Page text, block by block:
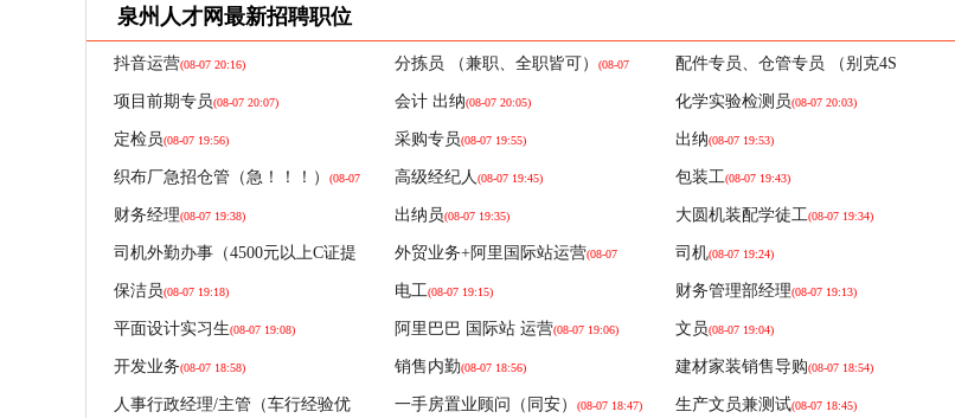
福建美可纸业有限公司 下载了史正梅 的简历
福建美可纸业有限公司 下载了 史正梅
福建美可纸业有限公司 下载了 小何 的简历
福建美可纸业有限公司 下载了杨铃铃 的简历
福建美可纸业有限公司 下载了史正梅 的简历
福建美可纸业有限公司 下载了小何 的简历
福建美可纸业有限公司 下载了余雄清 的简历
福建美可纸业有限公司 下载了小婷 的简历
泉州人才网最新招聘职位
抖音运营(08-07 20:16) 分拣员 （兼职、全职皆可） (08-07
20:14)
配件专员、仓管专员 （别克4S
店）(08-07 20:13)
项目前期专员(08-07 20:07) 会计 出纳(08-07 20:05) 化学实验检测员(08-07 20:03)
定检员(08-07 19:56) 采购专员(08-07 19:55) 出纳(08-07 19:53)
织布厂急招仓管（急！！！） (08-07
19:46)
高级经纪人(08-07 19:45) 包装工(08-07 19:43)
财务经理(08-07 19:38) 出纳员(08-07 19:35) 大圆机装配学徒工(08-07 19:34)
司机外勤办事（4500元以上C证提
成） (08-07 19:28)
外贸业务+阿里国际站运营(08-07
19:25)
司机(08-07 19:24)
保洁员(08-07 19:18) 电工(08-07 19:15) 财务管理部经理(08-07 19:13)
平面设计实习生(08-07 19:08) 阿里巴巴 国际站 运营(08-07 19:06) 文员(08-07 19:04)
开发业务(08-07 18:58) 销售内勤(08-07 18:56) 建材家装销售导购(08-07 18:54)
人事行政经理/主管（车行经验优
一手房置业顾问（同安） (08-07 18:47) 生产文员兼测试(08-07 18:45)